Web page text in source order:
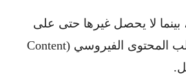
لا يحصل غيرها حتى على
المحتوى الفيروسي (Content